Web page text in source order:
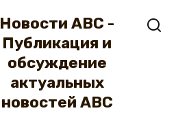
Новости ABC -
Публикация и
обсуждение
актуальных
новостей ABC